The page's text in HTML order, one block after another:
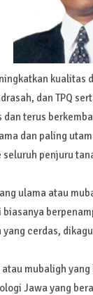
kualitas
dan TPQ
terus
dan paling
penjuru
ulama atau
cerdas,
mubaligh
Jawa yang